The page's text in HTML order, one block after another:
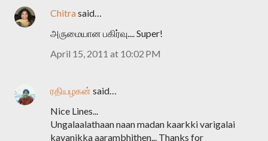
Chitrasaid…
அருமையான பகிர்வு.... Super!
April 15, 2011 at 10:02 PM
ரதியழகன் said…
Nice Lines...
Ungalaalathaan naan madan kaarkki varigalai
kavanikka aarambhithen... Thanks for